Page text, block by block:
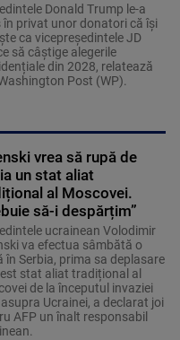
Donald Trump le-a
în privat unor donatori că își
ca vicepreședintele JD
să câștige alegerile
din 2028, relatează
Post (WP).
vrea să rupă de
un stat aliat
al Moscovei.
să-i despărțim”
ucrainean Volodimir
va efectua sâmbătă o
în Serbia, prima sa deplasare
stat aliat tradițional al
de la începutul invaziei
Ucrainei, a declarat joi
AFP un înalt responsabil